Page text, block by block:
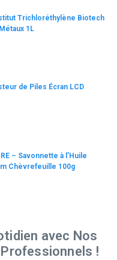
Trichloréthylène Biotech
1L
de Piles Écran LCD
– Savonnette à l’Huile
Chèvrefeuille 100g
avec Nos
!